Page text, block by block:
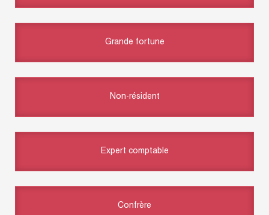
Grande fortune
Non-résident
Expert comptable
Confrère